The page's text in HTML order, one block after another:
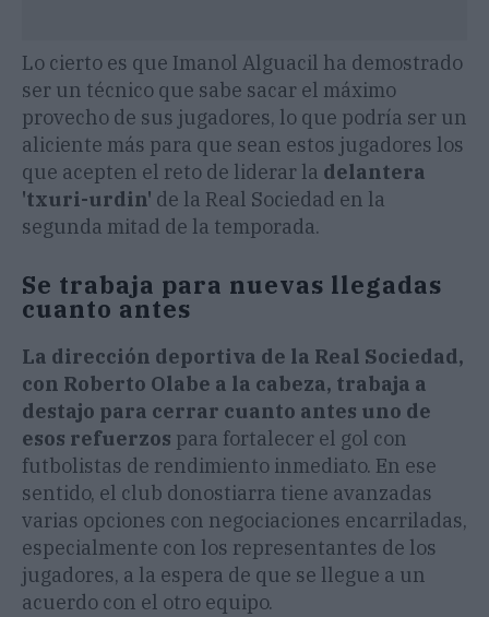
Lo cierto es que Imanol Alguacil ha demostrado
ser un técnico que sabe sacar el máximo
provecho de sus jugadores, lo que podría ser un
aliciente más para que sean estos jugadores los
que acepten el reto de liderar la delantera
'txuri-urdin' de la Real Sociedad en la
segunda mitad de la temporada.
Se trabaja para nuevas llegadas
cuanto antes
La dirección deportiva de la Real Sociedad,
con Roberto Olabe a la cabeza, trabaja a
destajo para cerrar cuanto antes uno de
esos refuerzos para fortalecer el gol con
futbolistas de rendimiento inmediato. En ese
sentido, el club donostiarra tiene avanzadas
varias opciones con negociaciones encarriladas,
especialmente con los representantes de los
jugadores, a la espera de que se llegue a un
acuerdo con el otro equipo.